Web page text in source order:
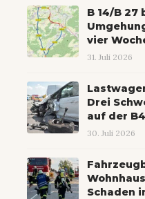
B 14/B 27
vier
31. Juli 2026
Drei
auf der
30. Juli 2026
Schaden